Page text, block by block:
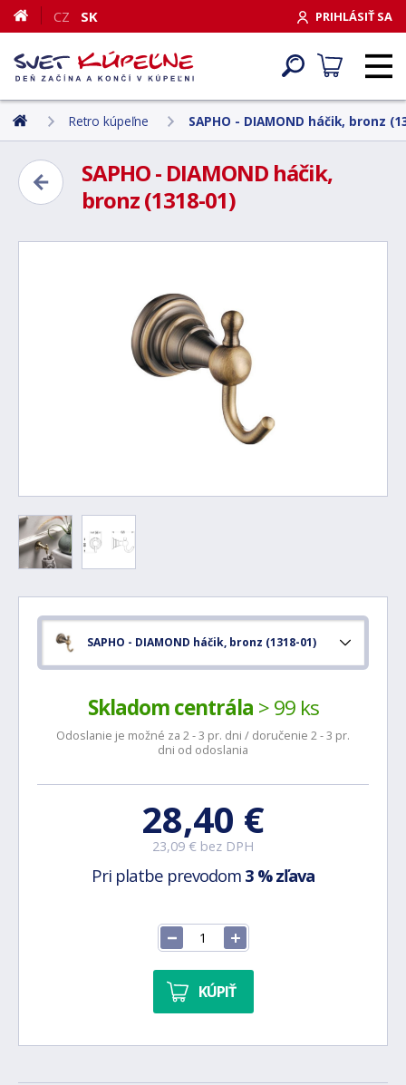
PRIHLÁSIŤ SA
CZ SK
Retro kúpeľne SAPHO - DIAMOND háčik, bronz
SAPHO - DIAMOND háčik,
bronz (1318-01)
SAPHO - DIAMOND háčik, bronz (1318-01)
Skladom centrála > 99 ks
Odoslanie je možné za 2 - 3 pr. dni / doručenie 2 - 3 pr.
dni od odoslania
28,40 €
23,09 € bez DPH
Pri platbe prevodom 3 % zľava
KÚPIŤ